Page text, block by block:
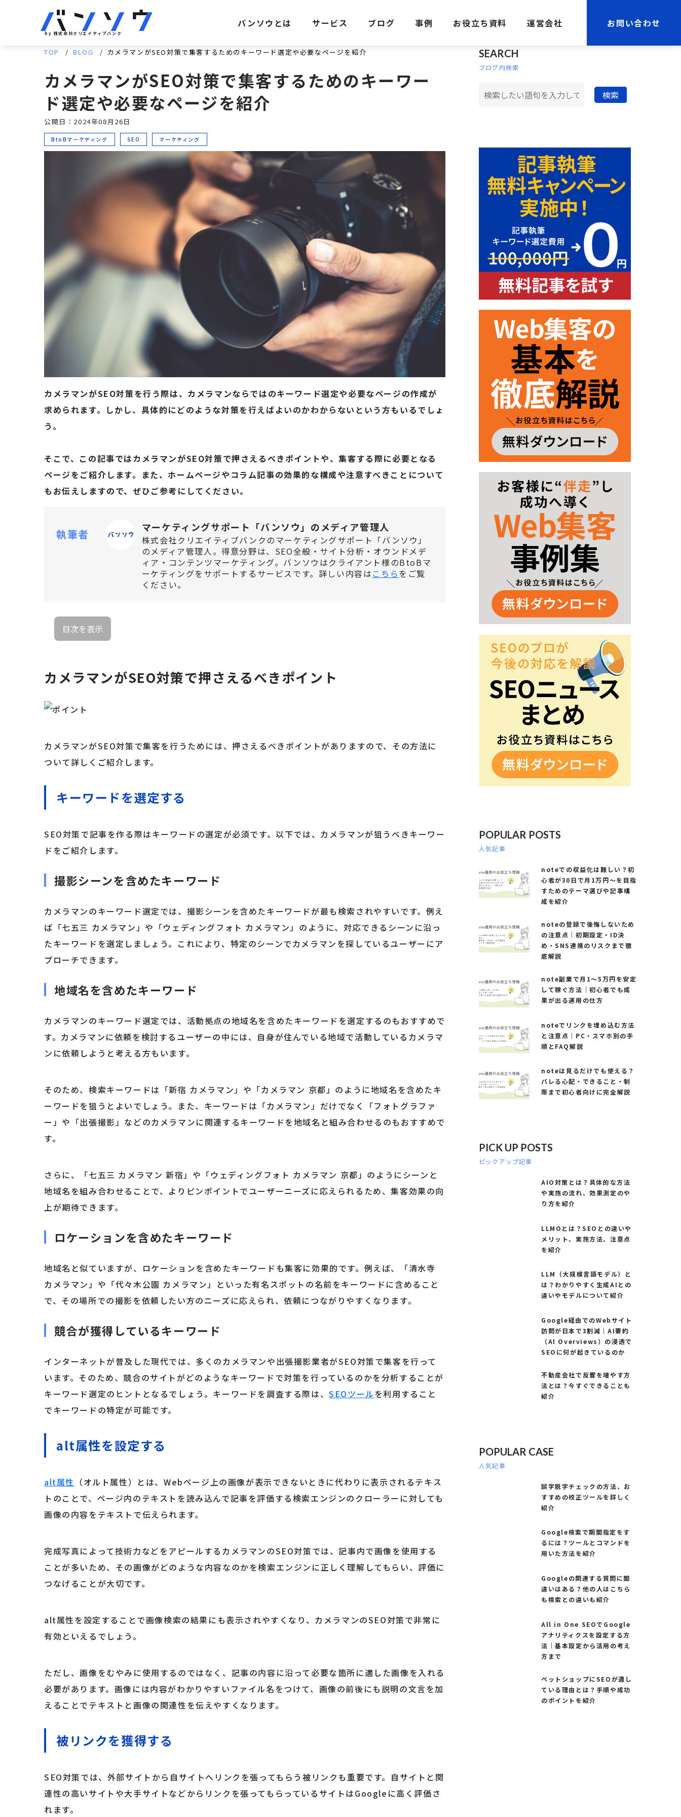
by 株式会社クリエイティブバンク
バンソウとは サービス ブログ 事例 お役立ち資料 運営会社 お問い合わせ
TOP BLOG カメラマンがSEO対策で集客するためのキーワード選定や必要なページを紹介
カメラマンがSEO対策で集客するためのキーワー
ド選定や必要なページを紹介
公開日：2024年08月26日
BtoBマーケティング SEO マーケティング
カメラマンがSEO対策を行う際は、カメラマンならではのキーワード選定や必要なページの作成が
求められます。しかし、具体的にどのような対策を行えばよいのかわからないという方もいるでしょ
う。
そこで、この記事ではカメラマンがSEO対策で押さえるべきポイントや、集客する際に必要となる
ページをご紹介します。また、ホームページやコラム記事の効果的な構成や注意すべきことについて
もお伝えしますので、ぜひご参考にしてください。
執筆者 マーケティングサポート「バンソウ」のメディア管理人
株式会社クリエイティブバンクのマーケティングサポート「バンソウ」
のメディア管理人。得意分野は、SEO全般・サイト分析・オウンドメデ
ィア・コンテンツマーケティング。バンソウはクライアント様のBtoBマ
ーケティングをサポートするサービスです。詳しい内容はこちらをご覧
ください。
目次を表示
カメラマンがSEO対策で押さえるべきポイント
カメラマンがSEO対策で集客を行うためには、押さえるべきポイントがありますので、その方法に
ついて詳しくご紹介します。
キーワードを選定する
SEO対策で記事を作る際はキーワードの選定が必須です。以下では、カメラマンが狙うべきキーワー
ドをご紹介します。
撮影シーンを含めたキーワード
カメラマンのキーワード選定では、撮影シーンを含めたキーワードが最も検索されやすいです。例え
ば「七五三 カメラマン」や「ウェディングフォト カメラマン」のように、対応できるシーンに沿っ
たキーワードを選定しましょう。これにより、特定のシーンでカメラマンを探しているユーザーにア
プローチできます。
地域名を含めたキーワード
カメラマンのキーワード選定では、活動拠点の地域名を含めたキーワードを選定するのもおすすめで
す。カメラマンに依頼を検討するユーザーの中には、自身が住んでいる地域で活動しているカメラマ
ンに依頼しようと考える方もいます。
そのため、検索キーワードは「新宿 カメラマン」や「カメラマン 京都」のように地域名を含めたキ
ーワードを狙うとよいでしょう。また、キーワードは「カメラマン」だけでなく「フォトグラファ
ー」や「出張撮影」などのカメラマンに関連するキーワードを地域名と組み合わせるのもおすすめで
す。
さらに、「七五三 カメラマン 新宿」や「ウェディングフォト カメラマン 京都」のようにシーンと
地域名を組み合わせることで、よりピンポイントでユーザーニーズに応えられるため、集客効果の向
上が期待できます。
ロケーションを含めたキーワード
地域名と似ていますが、ロケーションを含めたキーワードも集客に効果的です。例えば、「清水寺
カメラマン」や「代々木公園 カメラマン」といった有名スポットの名前をキーワードに含めること
で、その場所での撮影を依頼したい方のニーズに応えられ、依頼につながりやすくなります。
競合が獲得しているキーワード
インターネットが普及した現代では、多くのカメラマンや出張撮影業者がSEO対策で集客を行って
います。そのため、競合のサイトがどのようなキーワードで対策を行っているのかを分析することが
キーワード選定のヒントとなるでしょう。キーワードを調査する際は、SEOツールを利用すること
でキーワードの特定が可能です。
alt属性を設定する
alt属性 （オルト属性）とは、Webページ上の画像が表示できないときに代わりに表示されるテキス
トのことで、ページ内のテキストを読み込んで記事を評価する検索エンジンのクローラーに対しても
画像の内容をテキストで伝えられます。
完成写真によって技術力などをアピールするカメラマンのSEO対策では、記事内で画像を使用する
ことが多いため、その画像がどのような内容なのかを検索エンジンに正しく理解してもらい、評価に
つなげることが大切です。
alt属性を設定することで画像検索の結果にも表示されやすくなり、カメラマンのSEO対策で非常に
有効といえるでしょう。
ただし、画像をむやみに使用するのではなく、記事の内容に沿って必要な箇所に適した画像を入れる
必要があります。画像には内容がわかりやすいファイル名をつけて、画像の前後にも説明の文言を加
えることでテキストと画像の関連性を伝えやすくなります。
被リンクを獲得する
SEO対策では、外部サイトから自サイトへリンクを張ってもらう被リンクも重要です。自サイトと関
連性の高いサイトや大手サイトなどからリンクを張ってもらっているサイトはGoogleに高く評価さ
れます。
SEARCH
ブログ内検索
POPULAR POSTS
人気記事
noteでの収益化は難しい？初
心者が30日で月1万円～を目指
すためのテーマ選びや記事構
成を紹介
noteの登録で後悔しないため
の注意点｜初期設定・ID決
め・SNS連携のリスクまで徹
底解説
note副業で月1〜5万円を安定
して稼ぐ方法｜初心者でも成
果が出る運用の仕方
noteでリンクを埋め込む方法
と注意点｜PC・スマホ別の手
順とFAQ解説
noteは見るだけでも使える？
バレる心配・できること・制
限まで初心者向けに完全解説
PICK UP POSTS
ピックアップ記事
AIO対策とは？具体的な方法
や実施の流れ、効果測定のや
り方を紹介
LLMOとは？SEOとの違いや
メリット、実施方法、注意点
を紹介
LLM（大規模言語モデル）と
は？わかりやすく生成AIとの
違いやモデルについて紹介
Google経由でのWebサイト
訪問が日本で3割減｜AI要約
（AI Overviews）の浸透で
SEOに何が起きているのか
不動産会社で反響を増やす方
法とは？今すぐできることも
紹介
POPULAR CASE
人気記事
誤字脱字チェックの方法、お
すすめの校正ツールを詳しく
紹介
Google検索で期間指定をす
るには？ツールとコマンドを
用いた方法を紹介
Googleの関連する質問に間
違いはある？他の人はこちら
も検索との違いも紹介
All in One SEOでGoogle
アナリティクスを設定する方
法｜基本設定から活用の考え
方まで
ペットショップにSEOが適し
ている理由とは？手順や成功
のポイントを紹介